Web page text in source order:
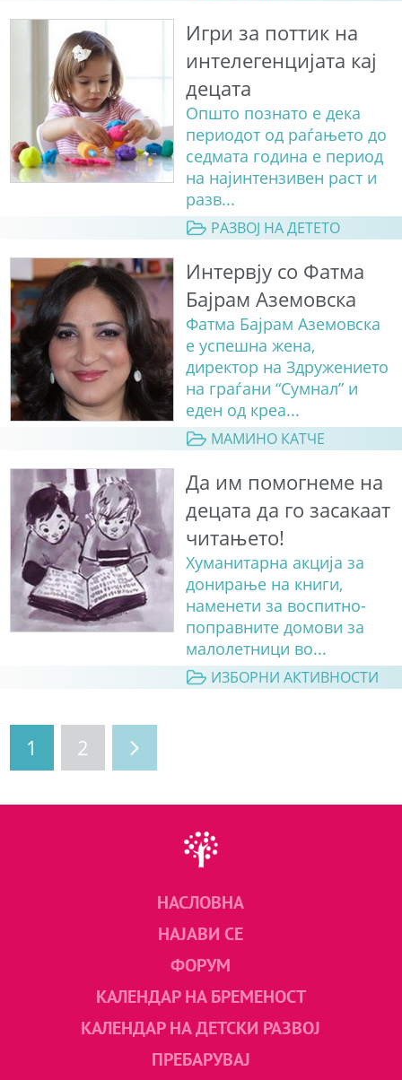
Игри за поттик на
интелегенцијата кај
децата
Општо познато е дека
периодот од раѓањето до
седмата година е период
на најинтензивен раст и
разв...
РАЗВОЈ НА ДЕТЕТО
Интервју со Фатма
Бајрам Аземовска
Фатма Бајрам Аземовска
е успешна жена,
директор на Здружението
на граѓани “Сумнал” и
еден од креа...
МАМИНО КАТЧЕ
Да им помогнеме на
децата да го засакаат
читањето!
Хуманитарна акција за
донирање на книги,
наменети за воспитно-
поправните домови за
малолетници во...
ИЗБОРНИ АКТИВНОСТИ
1 2
НАСЛОВНА
НАЈАВИ СЕ
ФОРУМ
КАЛЕНДАР НА БРЕМЕНОСТ
КАЛЕНДАР НА ДЕТСКИ РАЗВОЈ
ПРЕБАРУВАЈ